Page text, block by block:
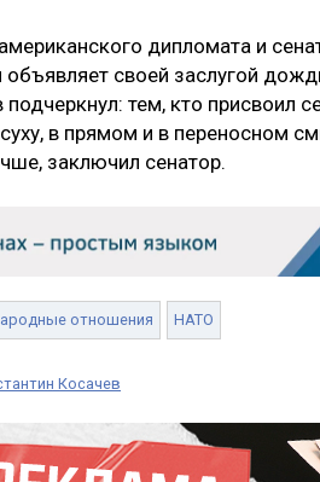
дипломата и
объявляет своей заслугой
подчеркнул: тем, кто присвоил
в прямом и в переносном
заключил сенатор.
отношения НАТО
Косачев